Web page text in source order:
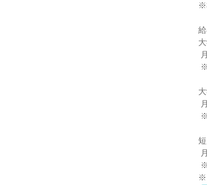
※